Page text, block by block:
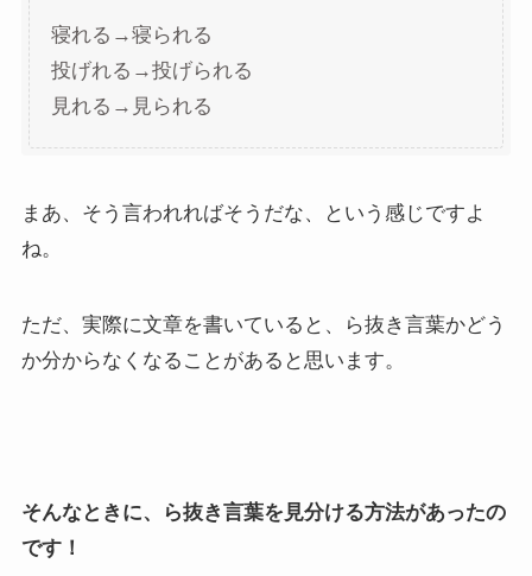
寝れる→寝られる
投げれる→投げられる
見れる→見られる
まあ、そう言われればそうだな、という感じですよ
ね。
ただ、実際に文章を書いていると、ら抜き言葉かどう
か分からなくなることがあると思います。
そんなときに、ら抜き言葉を見分ける方法があったの
です！